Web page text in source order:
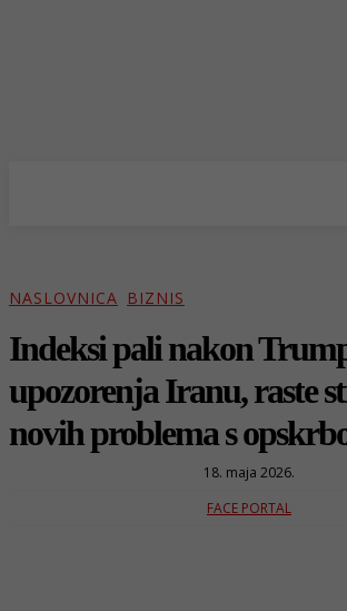
NASLOVNICA BIZNIS
Indeksi pali nakon
upozorenja Iranu, raste
novih problema s
18. maja 2026.
FACE PORTAL